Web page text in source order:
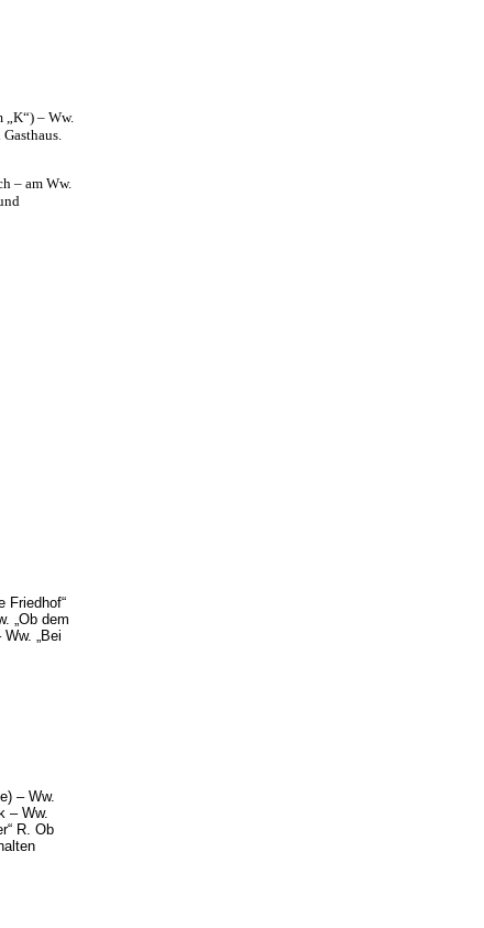
„K“) – Ww.
– am Ww.
Friedhof“
„Ob dem
„Bei
– Ww.
– Ww.
R. Ob